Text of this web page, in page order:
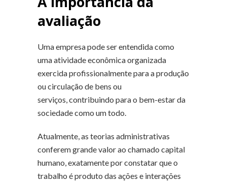
avaliação
Uma empresa pode ser entendida como
uma atividade econômica organizada
exercida profissionalmente para a produção
ou circulação de bens ou
serviços, contribuindo para o bem-estar da
sociedade como um todo.
Atualmente, as teorias administrativas
conferem grande valor ao chamado capital
humano, exatamente por constatar que o
trabalho é produto das ações e interações